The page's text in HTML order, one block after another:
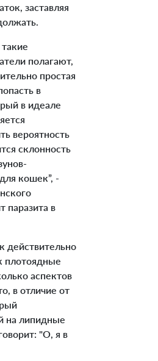
заставляя
полагают,
простая
в
в идеале
вероятность
склонность
кошек”, -
паразита в
действительно
плотоядные
аспектов
в отличие от
на липидные
"О, я в